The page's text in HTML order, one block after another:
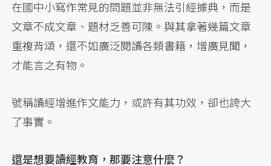
在國中小寫作常見的問題並非無法引經據典，而是
文章不成文章、題材乏善可陳。與其拿著幾篇文章
重複背頌，還不如廣泛閱讀各類書籍，增廣見聞，
才能言之有物。
號稱讀經增進作文能力，或許有其功效，卻也誇大
了事實。
還是想要讀經教育，那要注意什麼？